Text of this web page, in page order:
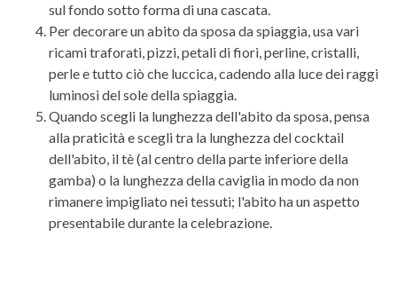
sul fondo sotto forma di una cascata.
Per decorare un abito da sposa da spiaggia, usa vari
ricami traforati, pizzi, petali di fiori, perline, cristalli,
perle e tutto ciò che luccica, cadendo alla luce dei raggi
luminosi del sole della spiaggia.
Quando scegli la lunghezza dell'abito da sposa, pensa
alla praticità e scegli tra la lunghezza del cocktail
dell'abito, il tè (al centro della parte inferiore della
gamba) o la lunghezza della caviglia in modo da non
rimanere impigliato nei tessuti; l'abito ha un aspetto
presentabile durante la celebrazione.